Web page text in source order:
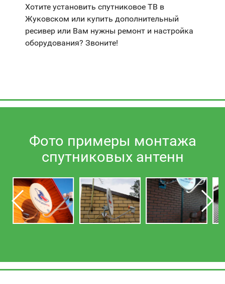
Хотите установить спутниковое ТВ в
Жуковском или купить дополнительный
ресивер или Вам нужны ремонт и настройка
оборудования? Звоните!
Фото примеры монтажа
спутниковых антенн